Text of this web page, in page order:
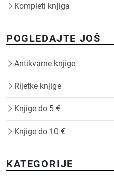
Kompleti knjiga
POGLEDAJTE JOŠ
Antikvarne knjige
Rijetke knjige
Knjige do 5 €
Knjige do 10 €
KATEGORIJE